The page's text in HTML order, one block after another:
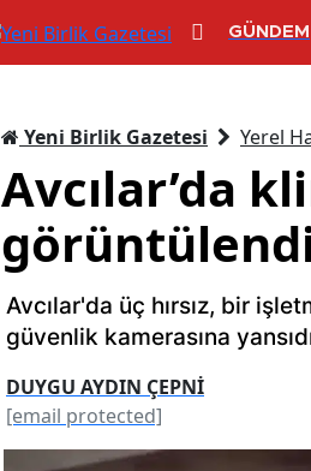
GÜNDEM
Yeni Birlik Gazetesi Yerel
Avcılar’da
Avcılar'da üç hırsız, bir
güvenlik kamerasına
DUYGU AYDIN ÇEPNİ
[email protected]